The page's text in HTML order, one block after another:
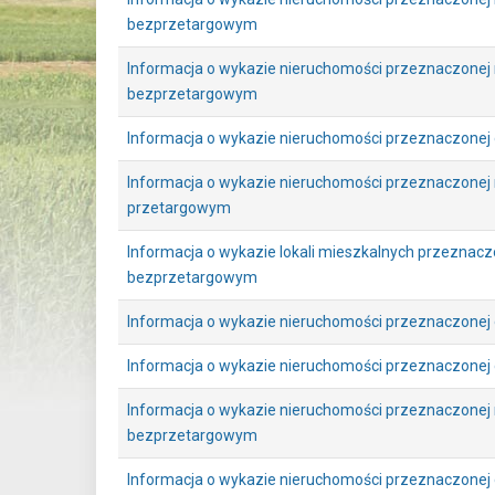
bezprzetargowym
Informacja o wykazie nieruchomości
bezprzetargowym
Informacja o wykazie nieruchomości
Informacja o wykazie nieruchomości
przetargowym
Informacja o wykazie lokali mieszkalnych
bezprzetargowym
Informacja o wykazie nieruchomości
Informacja o wykazie nieruchomości
Informacja o wykazie nieruchomości
bezprzetargowym
Informacja o wykazie nieruchomości